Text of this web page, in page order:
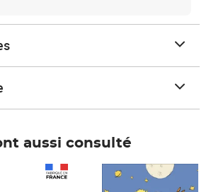
aussi consulté
Prix 7,50€